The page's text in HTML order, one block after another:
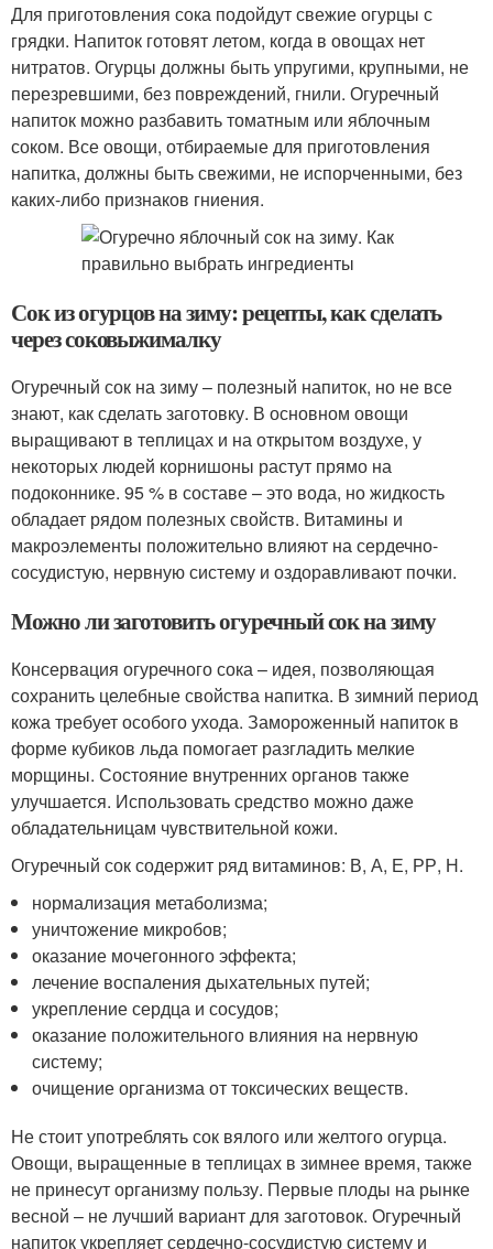
Для приготовления сока подойдут свежие огурцы с
грядки. Напиток готовят летом, когда в овощах нет
нитратов. Огурцы должны быть упругими, крупными, не
перезревшими, без повреждений, гнили. Огуречный
напиток можно разбавить томатным или яблочным
соком. Все овощи, отбираемые для приготовления
напитка, должны быть свежими, не испорченными, без
каких-либо признаков гниения.
Сок из огурцов на зиму: рецепты, как сделать
через соковыжималку
Огуречный сок на зиму – полезный напиток, но не все
знают, как сделать заготовку. В основном овощи
выращивают в теплицах и на открытом воздухе, у
некоторых людей корнишоны растут прямо на
подоконнике. 95 % в составе – это вода, но жидкость
обладает рядом полезных свойств. Витамины и
макроэлементы положительно влияют на сердечно-
сосудистую, нервную систему и оздоравливают почки.
Можно ли заготовить огуречный сок на зиму
Консервация огуречного сока – идея, позволяющая
сохранить целебные свойства напитка. В зимний период
кожа требует особого ухода. Замороженный напиток в
форме кубиков льда помогает разгладить мелкие
морщины. Состояние внутренних органов также
улучшается. Использовать средство можно даже
обладательницам чувствительной кожи.
Огуречный сок содержит ряд витаминов: В, А, Е, РР, Н.
нормализация метаболизма;
уничтожение микробов;
оказание мочегонного эффекта;
лечение воспаления дыхательных путей;
укрепление сердца и сосудов;
оказание положительного влияния на нервную
систему;
очищение организма от токсических веществ.
Не стоит употреблять сок вялого или желтого огурца.
Овощи, выращенные в теплицах в зимнее время, также
не принесут организму пользу. Первые плоды на рынке
весной – не лучший вариант для заготовок. Огуречный
напиток укрепляет сердечно-сосудистую систему и